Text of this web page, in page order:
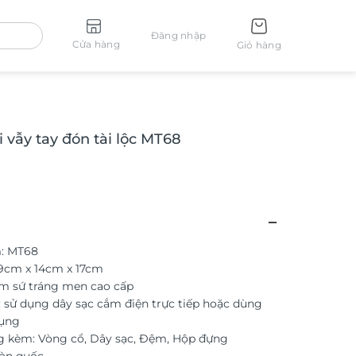
Cửa hàng
Đăng nhập
Giỏ hàng
vẫy tay đón tài lộc MT68
MT68
x 14cm x 17cm
sứ tráng men cao cấp
sử dụng dây sạc cắm điện trực tiếp hoặc dùng
kèm: Vòng cổ, Dây sạc, Đệm, Hộp đựng